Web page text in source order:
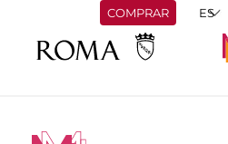
COMPRAR